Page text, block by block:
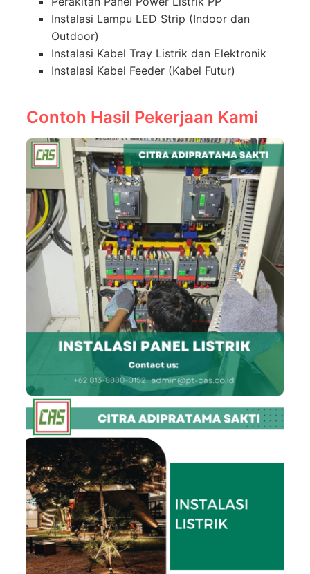
Instalasi Lampu LED Strip (Indoor dan
Outdoor)
Instalasi Kabel Tray Listrik dan Elektronik
Instalasi Kabel Feeder (Kabel Futur)
Contoh Hasil Pekerjaan Kami